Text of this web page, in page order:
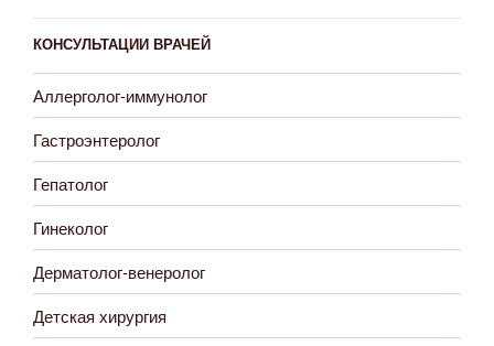
КОНСУЛЬТАЦИИ ВРАЧЕЙ
Аллерголог-иммунолог
Гастроэнтеролог
Гепатолог
Гинеколог
Дерматолог-венеролог
Детская хирургия